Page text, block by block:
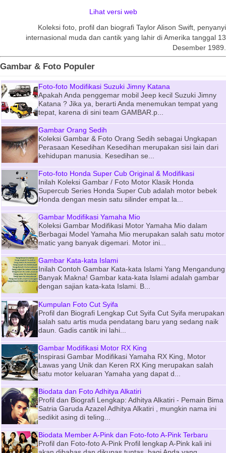
Lihat versi web
Koleksi foto, profil dan biografi Taylor Alison Swift, penyanyi
internasional muda dan cantik yang lahir di Amerika tanggal 13
Desember 1989.
Gambar & Foto Populer
Foto-foto Modifikasi Suzuki Jimny Katana
Apakah Anda penggemar mobil Jeep kecil Suzuki Jimny
Katana ? Jika ya, berarti Anda menemukan tempat yang
tepat, karena di sini team GAMBAR.p...
Gambar Orang Sedih
Koleksi Gambar & Foto Orang Sedih sebagai Ungkapan
Perasaan Kesedihan Kesedihan merupakan sisi lain dari
kehidupan manusia. Kesedihan se...
Foto-foto Honda Super Cub Original & Modifikasi
Inilah Koleksi Gambar / Foto Motor Klasik Honda
Supercub Series Honda Super Cub adalah motor bebek
Honda dengan mesin satu silinder empat la...
Gambar Modifikasi Yamaha Mio
Koleksi Gambar Modifikasi Motor Yamaha Mio dalam
Berbagai Model Yamaha Mio merupakan salah satu motor
matic yang banyak digemari. Motor ini...
Gambar Kata-kata Islami
Inilah Contoh Gambar Kata-kata Islami Yang Mengandung
Banyak Makna! Gambar kata-kata Islami adalah gambar
dengan sajian kata-kata Islami. B...
Kumpulan Foto Cut Syifa
Profil dan Biografi Lengkap Cut Syifa Cut Syifa merupakan
salah satu artis muda pendatang baru yang sedang naik
daun. Gadis cantik ini lahi...
Gambar Modifikasi Motor RX King
Inspirasi Gambar Modifikasi Yamaha RX King, Motor
Lawas yang Unik dan Keren RX King merupakan salah
satu motor keluaran Yamaha yang dapat d...
Biodata dan Foto Adhitya Alkatiri
Profil dan Biografi Lengkap: Adhitya Alkatiri - Pemain Bima
Satria Garuda Azazel Adhitya Alkatiri , mungkin nama ini
sedikit asing di teling...
Biodata Member A-Pink dan Foto-foto A-Pink Terbaru
Profil dan Foto-foto A-Pink Profil lengkap A-Pink kali ini